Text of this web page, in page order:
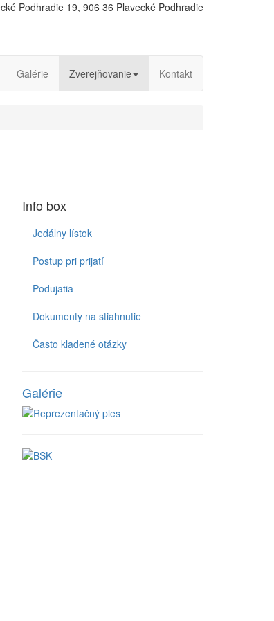
Podhradie 19, 906 36 Plavecké Podhradie
Galérie Zverejňovanie Kontakt
Info box
Jedálny lístok
Postup pri prijatí
Podujatia
Dokumenty na stiahnutie
Často kladené otázky
Galérie